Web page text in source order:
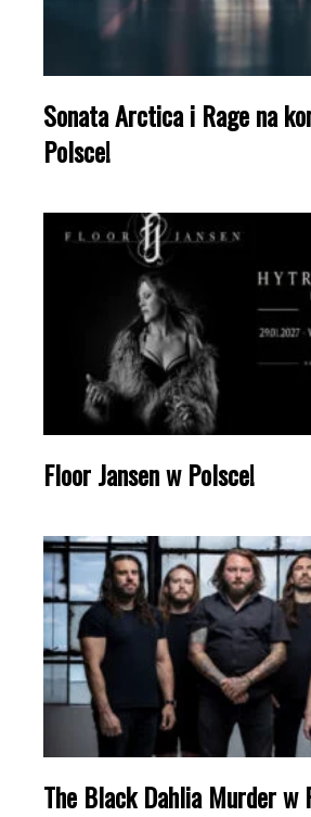
Sonata Arctica i Rage na
Polsce!
Floor Jansen w Polsce!
The Black Dahlia Murder w